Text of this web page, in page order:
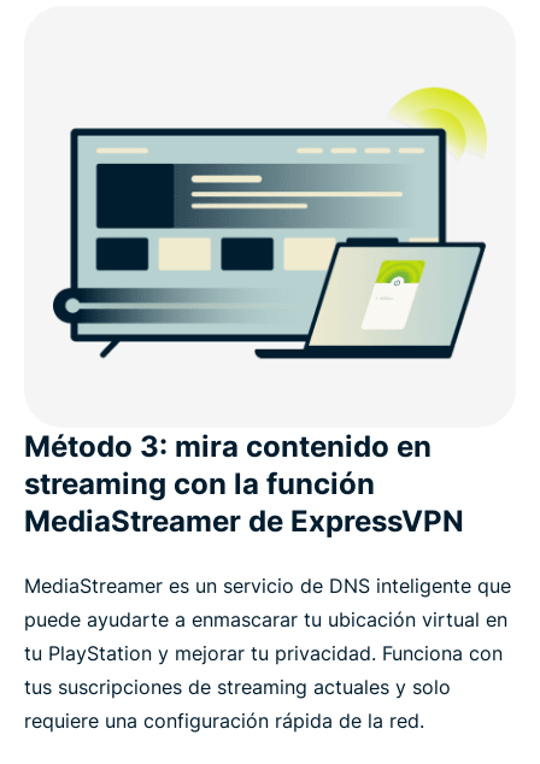
Método 3: mira contenido en
streaming con la función
MediaStreamer de ExpressVPN
MediaStreamer es un servicio de DNS inteligente que
puede ayudarte a enmascarar tu ubicación virtual en
tu PlayStation y mejorar tu privacidad. Funciona con
tus suscripciones de streaming actuales y solo
requiere una configuración rápida de la red.